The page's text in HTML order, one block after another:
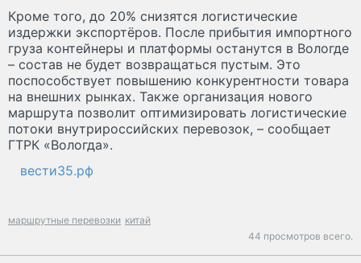
Кроме того, до 20% снизятся логистические
издержки экспортёров. После прибытия импортного
груза контейнеры и платформы останутся в Вологде
– состав не будет возвращаться пустым. Это
поспособствует повышению конкурентности товара
на внешних рынках. Также организация нового
маршрута позволит оптимизировать логистические
потоки внутрироссийских перевозок, – сообщает
ГТРК «Вологда».
вести35.рф
маршрутные перевозки китай
44 просмотров всего.